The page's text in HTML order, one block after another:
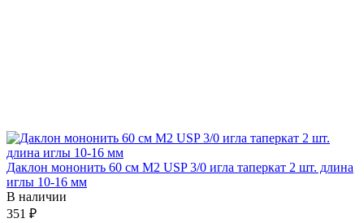
Даклон мононить 60 см М2 USP 3/0 игла таперкат 2 шт. длина
иглы 10-16 мм
В наличии
351 ₽